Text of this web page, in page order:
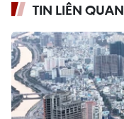
TIN LIÊN QUAN